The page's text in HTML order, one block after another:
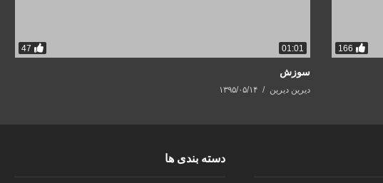
166
47 01:01
سوزش
دیرین دیرین ۱۳۹۵/۰۵/۱۴
دسته بندی ها